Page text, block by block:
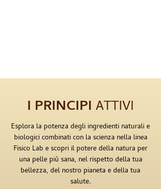
I PRINCIPI ATTIVI
Esplora la potenza degli ingredienti naturali e
biologici combinati con la scienza nella linea
Fisico Lab e scopri il potere della natura per
una pelle più sana, nel rispetto della tua
bellezza, del nostro pianeta e della tua
salute.